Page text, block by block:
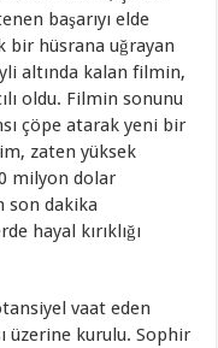
başarıyı elde
bir hüsrana uğrayan
altında kalan filmin,
oldu. Filmin sonunu
çöpe atarak yeni bir
zaten yüksek
milyon dolar
son dakika
hayal kırıklığı
vaat eden
üzerine kurulu. Sophir